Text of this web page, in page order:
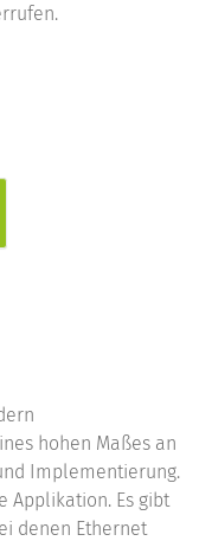
hohen Maßes an
Implementierung.
Applikation. Es gibt
denen Ethernet